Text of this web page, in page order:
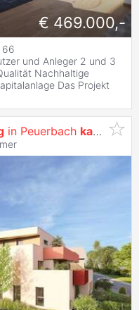
€ 469.000,-
66
und Anleger 2 und 3
Nachhaltige
Das Projekt
in Peuerbach kaufen -